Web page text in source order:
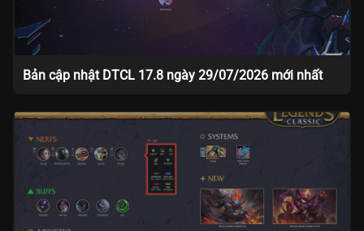
Bản cập nhật DTCL 17.8 ngày 29/07/2026 mới nhất